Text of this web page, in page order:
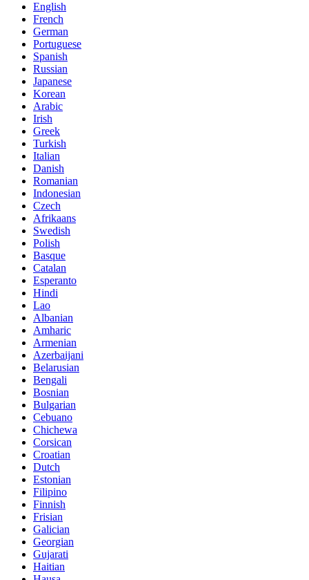
English
French
German
Portuguese
Spanish
Russian
Japanese
Korean
Arabic
Irish
Greek
Turkish
Italian
Danish
Romanian
Indonesian
Czech
Afrikaans
Swedish
Polish
Basque
Catalan
Esperanto
Hindi
Lao
Albanian
Amharic
Armenian
Azerbaijani
Belarusian
Bengali
Bosnian
Bulgarian
Cebuano
Chichewa
Corsican
Croatian
Dutch
Estonian
Filipino
Finnish
Frisian
Galician
Georgian
Gujarati
Haitian